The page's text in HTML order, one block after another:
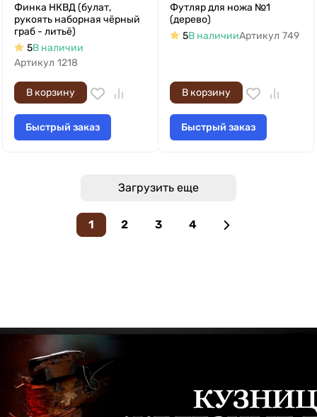
Финка НКВД (булат,
рукоять наборная чёрный
граб - литьё)
5В наличии
Артикул 1218
В корзину
Быстрый заказ
Футляр для ножа №1
(дерево)
5В наличииАртикул 749
В корзину
Быстрый заказ
Загрузить еще
1 2 3 4